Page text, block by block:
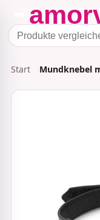
Start Mundknebel